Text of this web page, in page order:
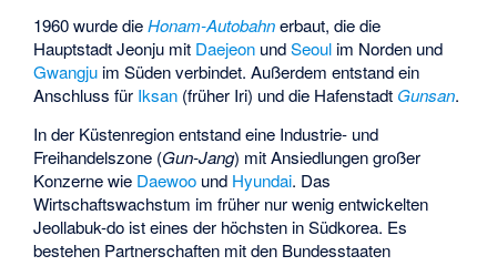
1960 wurde dieHonam-Autobahnerbaut, die die
Hauptstadt Jeonju mit Daejeon undSeoul im Norden und
Gwangju im Süden verbindet. Außerdem entstand ein
Anschluss für Iksan (früher Iri) und die Hafenstadt Gunsan.
In der Küstenregion entstand eine Industrie- und
Freihandelszone (Gun-Jang) mit Ansiedlungen großer
Konzerne wie Daewoo und Hyundai. Das
Wirtschaftswachstum im früher nur wenig entwickelten
Jeollabuk-do ist eines der höchsten in Südkorea. Es
bestehen Partnerschaften mit den Bundesstaaten